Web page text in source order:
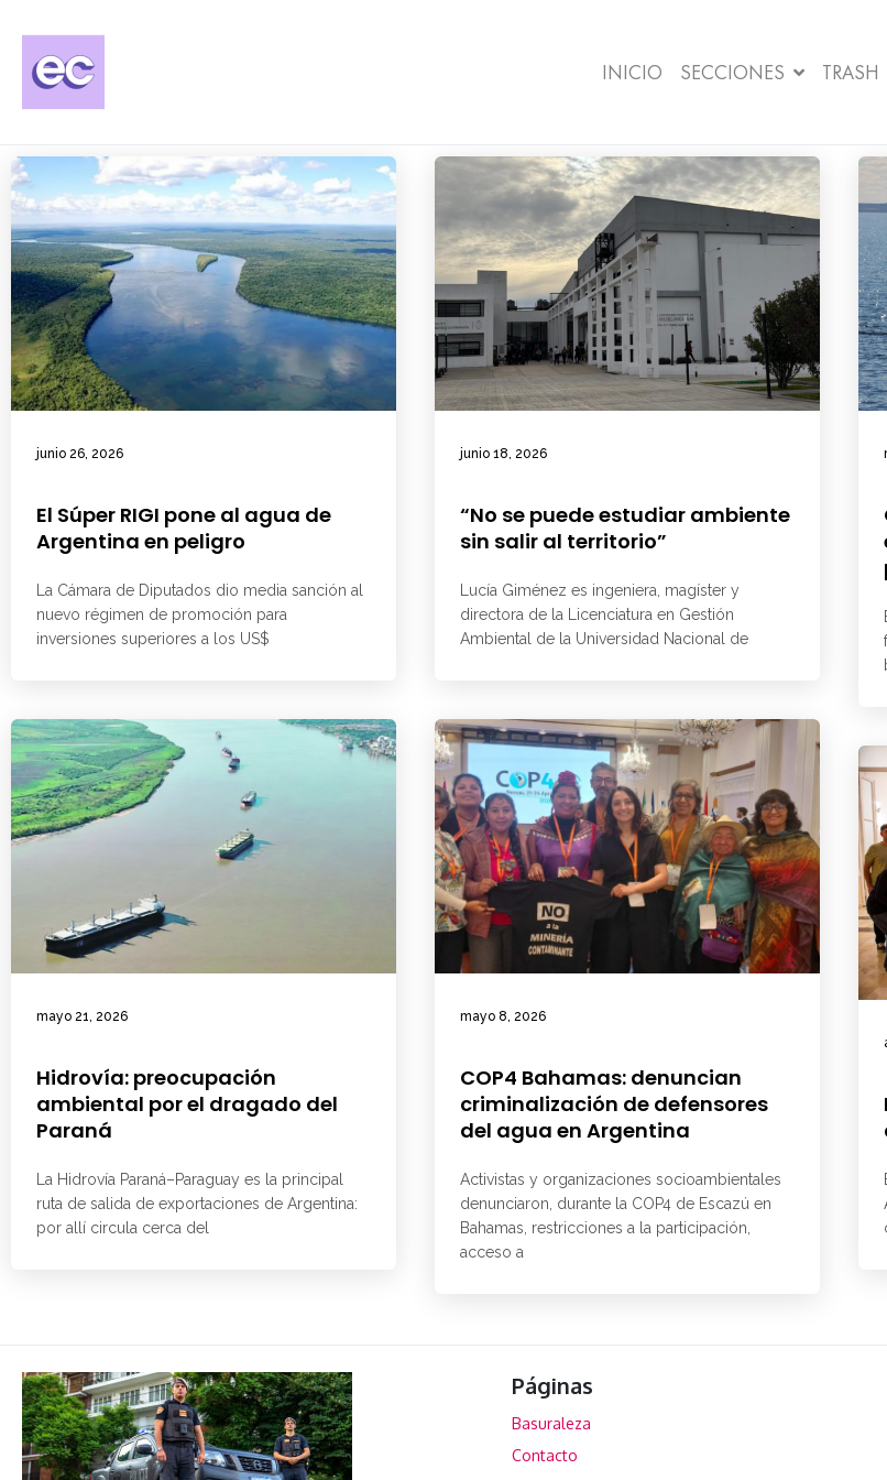
INICIO SECCIONES TRASH
junio 26, 2026
El Súper RIGI pone al agua de
Argentina en peligro
La Cámara de Diputados dio media sanción al
nuevo régimen de promoción para
inversiones superiores a los US$
junio 18, 2026
“No se puede estudiar ambiente
sin salir al territorio”
Lucía Giménez es ingeniera, magíster y
directora de la Licenciatura en Gestión
Ambiental de la Universidad Nacional de
mayo 21, 2026
Hidrovía: preocupación
ambiental por el dragado del
Paraná
La Hidrovía Paraná–Paraguay es la principal
ruta de salida de exportaciones de Argentina:
por allí circula cerca del
mayo 8, 2026
COP4 Bahamas: denuncian
criminalización de defensores
del agua en Argentina
Activistas y organizaciones socioambientales
denunciaron, durante la COP4 de Escazú en
Bahamas, restricciones a la participación,
acceso a
Páginas
Basuraleza
Contacto